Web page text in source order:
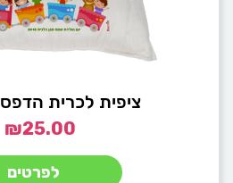
ציפית לכרית הדפס A4 רכבת
₪25.00
לפרטים